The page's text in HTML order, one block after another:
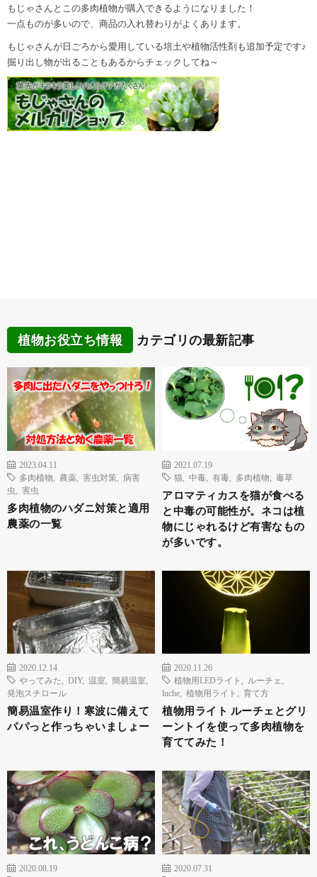
もじゃさんとこの多肉植物が購入できるようになりました！
一点ものが多いので、商品の入れ替わりがよくあります。
もじゃさんが日ごろから愛用している培土や植物活性剤も追加予定です♪
掘り出し物が出ることもあるからチェックしてね～
植物お役立ち情報 カテゴリの最新記事
2023.04.11
多肉植物
農薬 害虫対策
病害
虫
害虫
多肉植物のハダニ対策と適用
農薬の一覧
2021.07.19
猫
中毒 有毒 多肉植物 毒草
アロマティカスを猫が食べる
と中毒の可能性が。ネコは植
物にじゃれるけど有害なもの
が多いです。
2020.12.14
やってみた
DIY, 温室 簡易温室
発泡スチロール
簡易温室作り！寒波に備えて
パパっと作っちゃいましょー
2020.11.26
植物用LEDライト
ルーチェ
luche
植物用ライト 育て方
植物用ライト ルーチェとグリ
ーントイを使って多肉植物を
育ててみた！
2020.08.19
2020.07.31